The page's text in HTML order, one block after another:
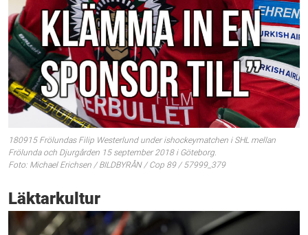
180915 Frölundas Filip Westerlund under ishockeymatchen i SHL mellan
Frölunda och Djurgården 15 september 2018 i Göteborg.
Foto: Michael Erichsen / BILDBYRÅN / Cop 89 / 57999_379
Läktarkultur